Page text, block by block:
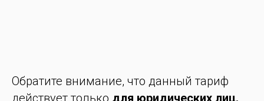
Обратите внимание, что данный тариф
действует только для юридических лиц.